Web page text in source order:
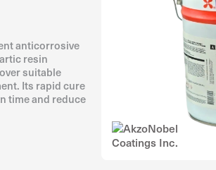
anticorrosive
resin
suitable
Its rapid cure
time and reduce